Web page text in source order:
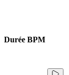
Durée BPM